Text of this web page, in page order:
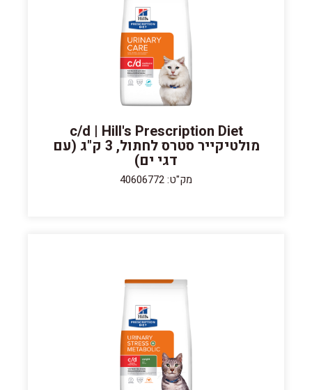
c/d | Hill's Prescription Diet
מולטיקייר סטרס לחתול, 3 ק"ג (עם
דגי ים)
מק"ט: 40606772